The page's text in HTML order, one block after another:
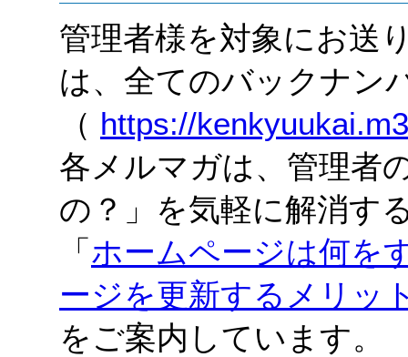
管理者様を対象にお送
は、全てのバックナン
（ https://
各メルマガは、管理者
の？」を気軽に解消す
「 ホームページは何を
ージを更新するメリッ
をご案内しています。